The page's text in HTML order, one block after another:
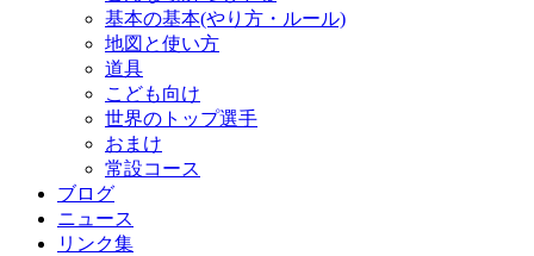
基本の基本(やり方・ルール)
地図と使い方
道具
こども向け
世界のトップ選手
おまけ
常設コース
ブログ
ニュース
リンク集